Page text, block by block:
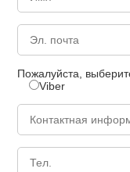
Пожалуйста,
Viber